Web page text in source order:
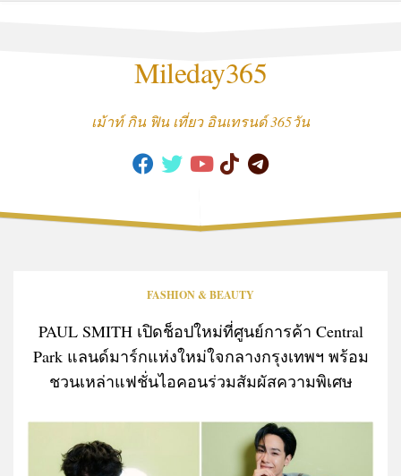
Mileday365
เม้าท์ กิน ฟิน เที่ยว อินเทรนด์ 365วัน
FASHION & BEAUTY
PAUL SMITH เปิดช็อปใหม่ที่ศูนย์การค้า Central
Park แลนด์มาร์กแห่งใหม่ใจกลางกรุงเทพฯ พร้อม
ชวนเหล่าแฟชั่นไอคอนร่วมสัมผัสความพิเศษ